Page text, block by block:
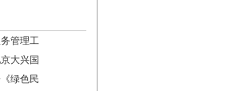
管理工
大兴国
绿色民